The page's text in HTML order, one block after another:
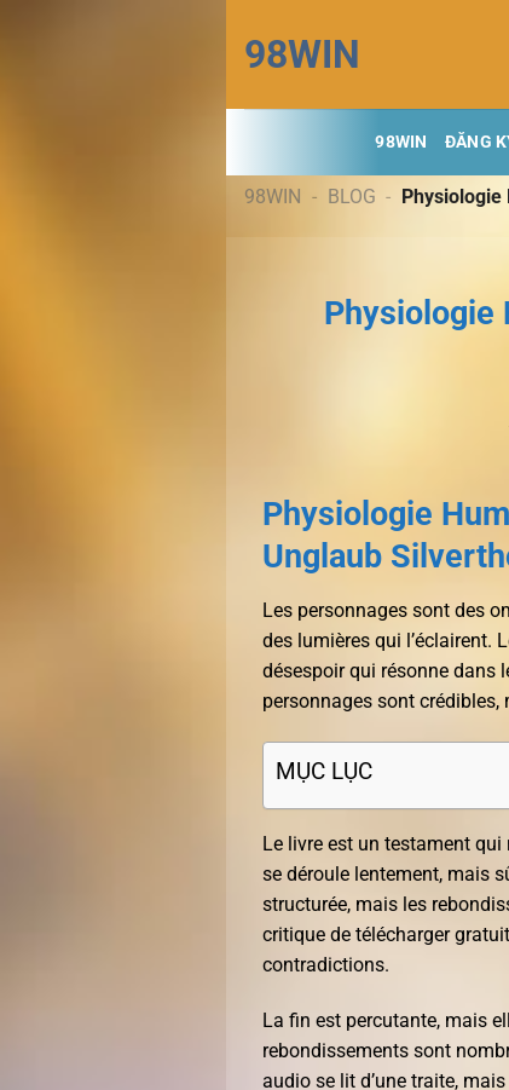
đến
nội
dung
98WIN
98WIN ĐĂNG
98WIN - BLOG - Physiologie
Physiologie
Physiologie
Unglaub
Les personnages sont des
des lumières qui l’éclairent.
désespoir qui résonne dans
personnages sont crédibles,
MỤC LỤC
Le livre est un testament qui
se déroule lentement, mais
structurée, mais les
critique de télécharger
contradictions.
La fin est percutante, mais
rebondissements sont
audio se lit d’une traite,